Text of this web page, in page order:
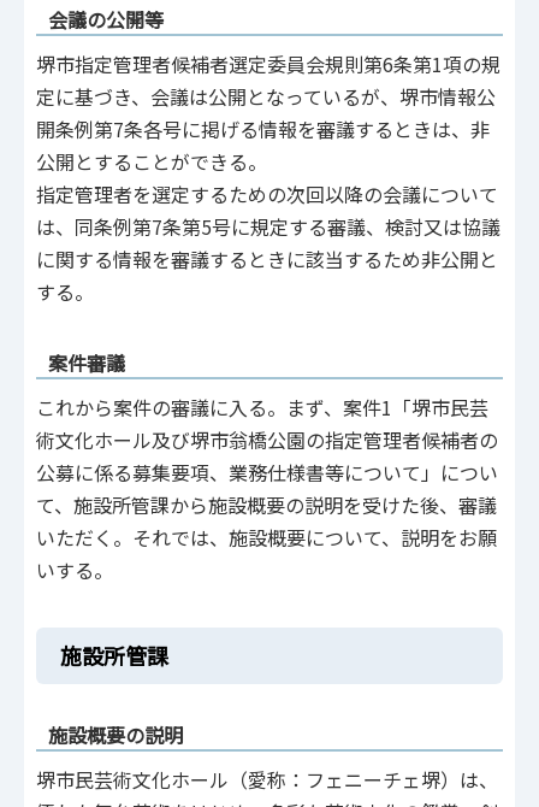
会議の公開等
堺市指定管理者候補者選定委員会規則第6条第1項の規
定に基づき、会議は公開となっているが、堺市情報公
開条例第7条各号に掲げる情報を審議するときは、非
公開とすることができる。
指定管理者を選定するための次回以降の会議について
は、同条例第7条第5号に規定する審議、検討又は協議
に関する情報を審議するときに該当するため非公開と
する。
案件審議
これから案件の審議に入る。まず、案件1「堺市民芸
術文化ホール及び堺市翁橋公園の指定管理者候補者の
公募に係る募集要項、業務仕様書等について」につい
て、施設所管課から施設概要の説明を受けた後、審議
いただく。それでは、施設概要について、説明をお願
いする。
施設所管課
施設概要の説明
堺市民芸術文化ホール（愛称：フェニーチェ堺）は、